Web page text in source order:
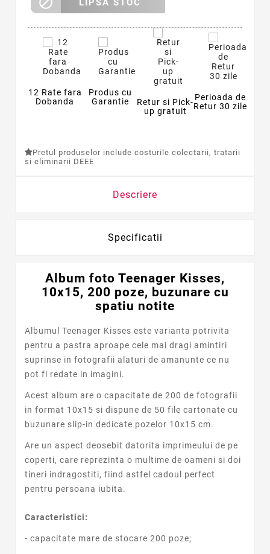
LIPSA STOC
12 Rate fara
Dobanda
Produs cu
Garantie
Retur si Pick-
up gratuit
Perioada de
Retur 30 zile
Pretul produselor include costurile colectarii, tratarii
si eliminarii DEEE
Descriere
Specificatii
Album foto Teenager Kisses,
10x15, 200 poze, buzunare cu
spatiu notite
Albumul Teenager Kisses este varianta potrivita
pentru a pastra aproape cele mai dragi amintiri
suprinse in fotografii alaturi de amanunte ce nu
pot fi redate in imagini.
Acest album are o capacitate de 200 de fotografii
in format 10x15 si dispune de 50 file cartonate cu
buzunare slip-in dedicate pozelor 10x15 cm.
Are un aspect deosebit datorita imprimeului de pe
coperti, care reprezinta o multime de oameni si doi
tineri indragostiti, fiind astfel cadoul perfect
pentru persoana iubita.
Caracteristici:
- capacitate mare de stocare 200 poze;